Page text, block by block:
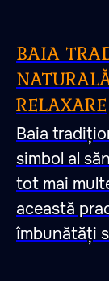
BAIA
RELAXARE
Baia
simbol al
tot mai
această
îmbunătăți